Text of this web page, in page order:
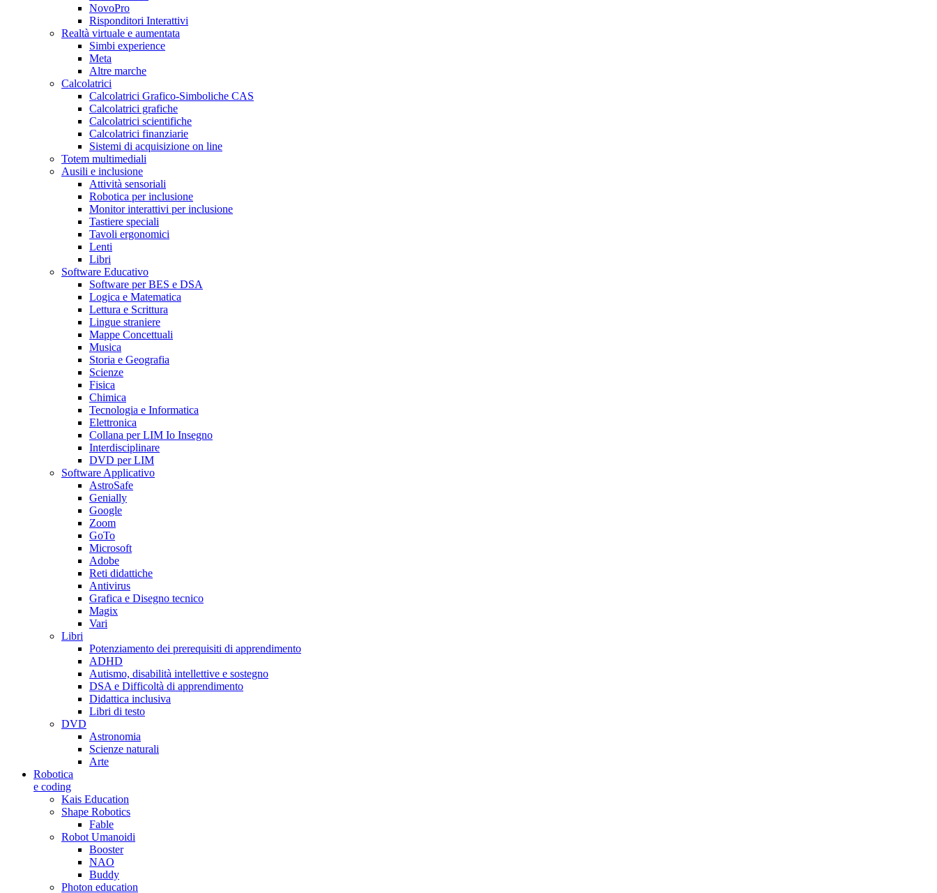
NovoPro
Risponditori Interattivi
Realtà virtuale e aumentata
Simbi experience
Meta
Altre marche
Calcolatrici
Calcolatrici Grafico-Simboliche CAS
Calcolatrici grafiche
Calcolatrici scientifiche
Calcolatrici finanziarie
Sistemi di acquisizione on line
Totem multimediali
Ausili e inclusione
Attività sensoriali
Robotica per inclusione
Monitor interattivi per inclusione
Tastiere speciali
Tavoli ergonomici
Lenti
Libri
Software Educativo
Software per BES e DSA
Logica e Matematica
Lettura e Scrittura
Lingue straniere
Mappe Concettuali
Musica
Storia e Geografia
Scienze
Fisica
Chimica
Tecnologia e Informatica
Elettronica
Collana per LIM Io Insegno
Interdisciplinare
DVD per LIM
Software Applicativo
AstroSafe
Genially
Google
Zoom
GoTo
Microsoft
Adobe
Reti didattiche
Antivirus
Grafica e Disegno tecnico
Magix
Vari
Libri
Potenziamento dei prerequisiti di apprendimento
ADHD
Autismo, disabilità intellettive e sostegno
DSA e Difficoltà di apprendimento
Didattica inclusiva
Libri di testo
DVD
Astronomia
Scienze naturali
Arte
Robotica
e coding
Kais Education
Shape Robotics
Fable
Robot Umanoidi
Booster
NAO
Buddy
Photon education